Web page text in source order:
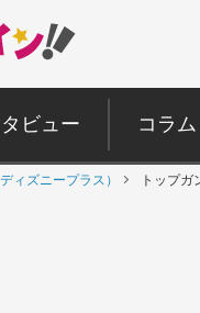
ビュー コラム
ィズニープラス） トップガ